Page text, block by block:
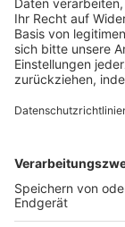
Trainerbörse
Login SpielPlus
FOLGE DEM
TOP-